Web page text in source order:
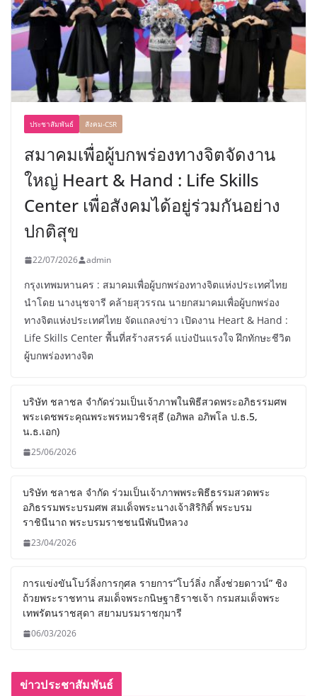
ประชาสัมพันธ์ สังคม-CSR
สมาคมเพื่อผู้บกพร่องทางจิตจัดงาน
ใหญ่ Heart & Hand : Life Skills
Center เพื่อสังคมได้อยู่ร่วมกันอย่าง
ปกติสุข
22/07/2026 admin
กรุงเทพมหานคร : สมาคมเพื่อผู้บกพร่องทางจิตแห่งประเทศไทย
นำโดย นางนุชจารี คล้ายสุวรรณ นายกสมาคมเพื่อผู้บกพร่อง
ทางจิตแห่งประเทศไทย จัดแถลงข่าว เปิดงาน Heart & Hand :
Life Skills Center พื้นที่สร้างสรรค์ แบ่งปันแรงใจ ฝึกทักษะชีวิต
ผู้บกพร่องทางจิต
บริษัท ชลาชล จำกัดร่วมเป็นเจ้าภาพในพิธีสวดพระอภิธรรมศพ
พระเดชพระคุณพระพรหมวชิรสุธี (อภิพล อภิพโล ป.ธ.5,
น.ธ.เอก)
25/06/2026
บริษัท ชลาชล จำกัด ร่วมเป็นเจ้าภาพพระพิธีธรรมสวดพระ
อภิธรรมพระบรมศพ สมเด็จพระนางเจ้าสิริกิติ์ พระบรม
ราชินีนาถ พระบรมราชชนนีพันปีหลวง
23/04/2026
การแข่งขันโบว์ลิ่งการกุศล รายการ“โบว์ลิ่ง กลิ้งช่วยดาวน์” ชิง
ถ้วยพระราชทาน สมเด็จพระกนิษฐาธิราชเจ้า กรมสมเด็จพระ
เทพรัตนราชสุดา สยามบรมราชกุมารี
06/03/2026
ข่าวประชาสัมพันธ์